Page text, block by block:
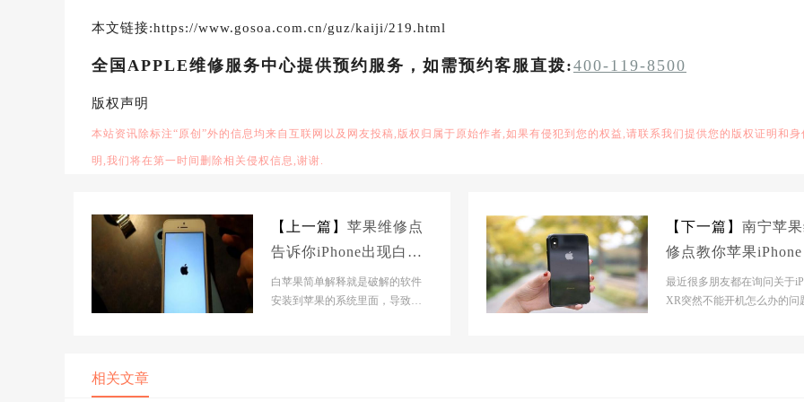
本文链接:https://www.gosoa.com.cn/guz/kaiji/219.html
全国APPLE维修服务中心提供预约服务，如需预约客服直拨:400-119-8500
版权声明
本站资讯除标注“原创”外的信息均来自互联网以及网友投稿,版权归属于原始作者,如果有侵犯到您的权益,请联系我们提供您的版权证明和身
明,我们将在第一时间删除相关侵权信息,谢谢.
【上一篇】 苹果维修点
告诉你iPhone出现白苹
果的原因和解决办法有
哪些
白苹果简单解释就是破解的软件
安装到苹果的系统里面，导致系
【下一篇】 南宁苹
修点教你苹果
R手机开不了机如何
决？
最近很多朋友都在询问关于
XR突然不能开机怎么办的问
相关文章